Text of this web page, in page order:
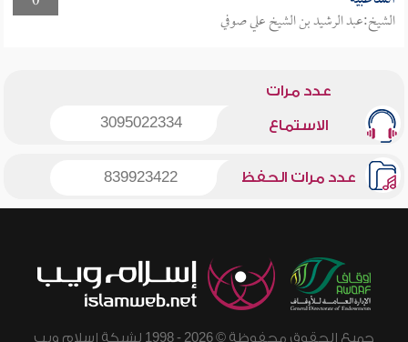
الشيخ:عبد الرشيد بن الشيخ علي صوفي
عدد مرات
الاستماع 3095022334
عدد مرات الحفظ 839923422
جميع الحقوق محفوظة © 2026 - 1998 لشبكة إسلام ويب